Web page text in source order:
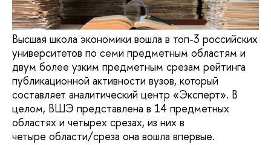
Высшая школа экономики вошла в топ-3 российских
университетов по семи предметным областям и
двум более узким предметным срезам рейтинга
публикационной активности вузов, который
составляет аналитический центр «Эксперт». В
целом, ВШЭ представлена в 14 предметных
областях и четырех срезах, из них в
четыре области/среза она вошла впервые.